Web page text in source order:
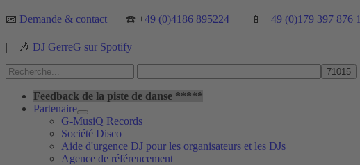
Aller
contenu
📧 Demande & contact | ☎️ +49 (0)4186 895224 | 📱 +49 (0)179 397 876 1
| 🎶 DJ GerreG sur Spotify
Rechercher :
Feedback de la piste de danse *****
Partenaire
G-MusiQ Records
Société Disco
Aide d'urgence DJ pour les organisateurs et les DJs
Agence de référencement